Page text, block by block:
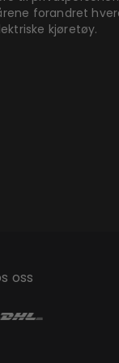
forandret
kjøretøy.
oss